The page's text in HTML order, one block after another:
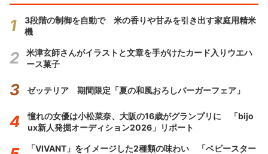
3段階の制御を自動で 米の香りや甘みを引き出す家庭用精米
機
米津玄師さんがイラストと文章を手がけたカード入りウエハ
ース菓子
ゼッテリア 期間限定「夏の和風おろしバーガーフェア」
憧れの女優は小松菜奈、大阪の16歳がグランプリに 「bijo
ux新人発掘オーディション2026」リポート
「VIVANT」をイメージした2種類の味わい 「ベビースター